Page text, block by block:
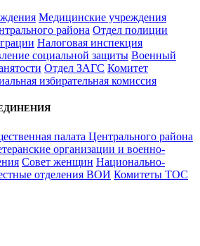
Медицинские учреждения
района Отдел полиции
Налоговая инспекция
социальной защиты Военный
Отдел ЗАГС Комитет
избирательная комиссия
палата Центрального района
организации и военно-
Совет женщин Национально-
отделения ВОИ Комитеты ТОС